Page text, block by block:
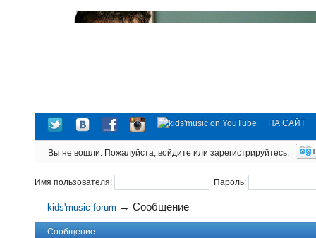
НА САЙТ
Вы не вошли. Пожалуйста, войдите или зарегистрируйтесь.
Имя пользователя: Пароль:
kids'music forum →Сообщение
Сообщение